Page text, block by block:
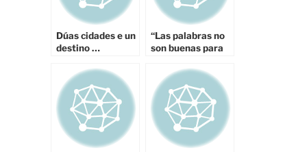
Dúas cidades e un
destino …
“Las palabras no
son buenas para
secreto. ¿Quien
puede ponerle
nombre y
apellidos al
infinito?” HUANG
TA CHUNG